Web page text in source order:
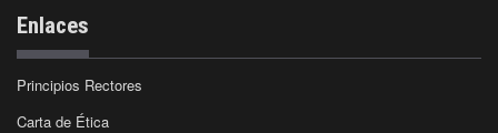
Enlaces
Principios Rectores
Carta de Ética